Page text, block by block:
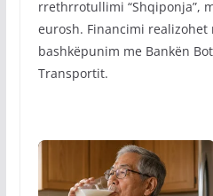
rrethrrotullimi “Shqiponja”,
eurosh. Financimi realizohet
bashkëpunim me Bankën
Transportit.